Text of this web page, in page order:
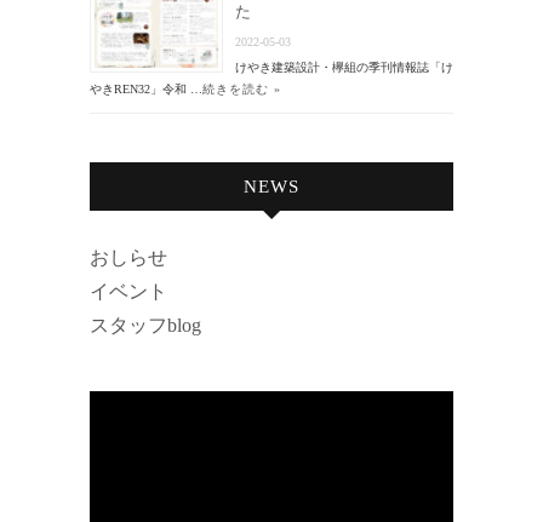
た
2022-05-03
けやき建築設計・欅組の季刊情報誌「け
やきREN32」令和 … 続きを読む »
NEWS
おしらせ
イベント
スタッフblog